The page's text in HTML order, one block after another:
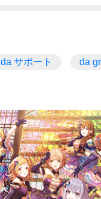
da サポート da